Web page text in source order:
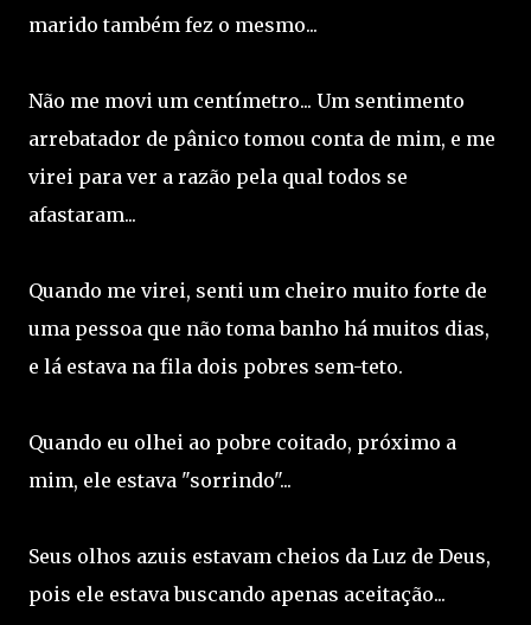
marido também fez o mesmo...
Não me movi um centímetro... Um sentimento
arrebatador de pânico tomou conta de mim, e me
virei para ver a razão pela qual todos se
afastaram...
Quando me virei, senti um cheiro muito forte de
uma pessoa que não toma banho há muitos dias,
e lá estava na fila dois pobres sem-teto.
Quando eu olhei ao pobre coitado, próximo a
mim, ele estava "sorrindo"...
Seus olhos azuis estavam cheios da Luz de Deus,
pois ele estava buscando apenas aceitação...